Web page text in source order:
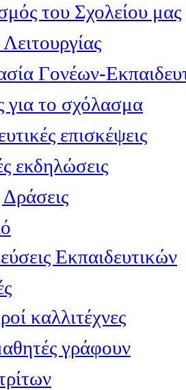
του Σχολείου μας
Γονέων-
για το σχόλασμα
επισκέψεις
εκδηλώσεις
Εκπαιδευτικών
καλλιτέχνες
γράφουν